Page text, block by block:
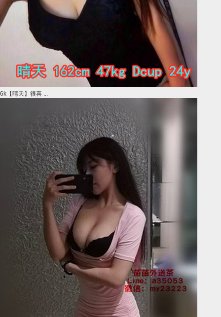
6k【晴天】很喜 ...